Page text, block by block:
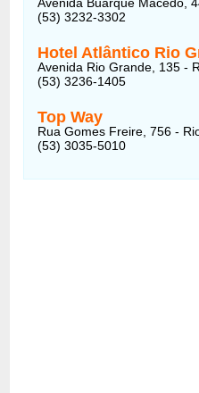
(53) 3232-3302
Hotel Atlântico Rio
Avenida Rio Grande, 135 -
(53) 3236-1405
Top Way
Rua Gomes Freire, 756 -
(53) 3035-5010